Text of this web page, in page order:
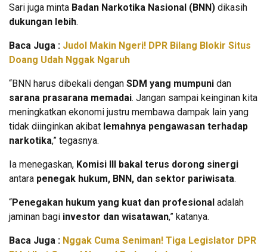
Sari juga minta Badan Narkotika Nasional (BNN) dikasih
dukungan lebih.
Baca Juga : Judol Makin Ngeri! DPR Bilang Blokir Situs
Doang Udah Nggak Ngaruh
“BNN harus dibekali dengan SDM yang mumpuni dan
sarana prasarana memadai. Jangan sampai keinginan kita
meningkatkan ekonomi justru membawa dampak lain yang
tidak diinginkan akibat lemahnya pengawasan terhadap
narkotika,” tegasnya.
Ia menegaskan, Komisi III bakal terus dorong sinergi
antara penegak hukum, BNN, dan sektor pariwisata.
“Penegakan hukum yang kuat dan profesional adalah
jaminan bagi investor dan wisatawan,” katanya.
Baca Juga : Nggak Cuma Seniman! Tiga Legislator DPR